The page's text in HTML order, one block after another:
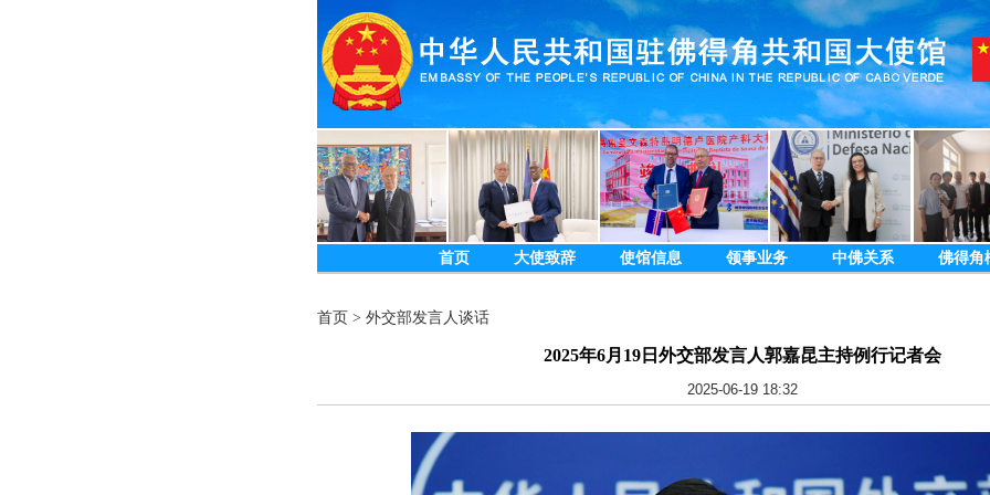
首页 大使致辞 使馆信息 领事业务 中佛关系 佛得角
首页 > 外交部发言人谈话
2025年6月19日外交部发言人郭嘉昆主持例行记者会
2025-06-19 18:32